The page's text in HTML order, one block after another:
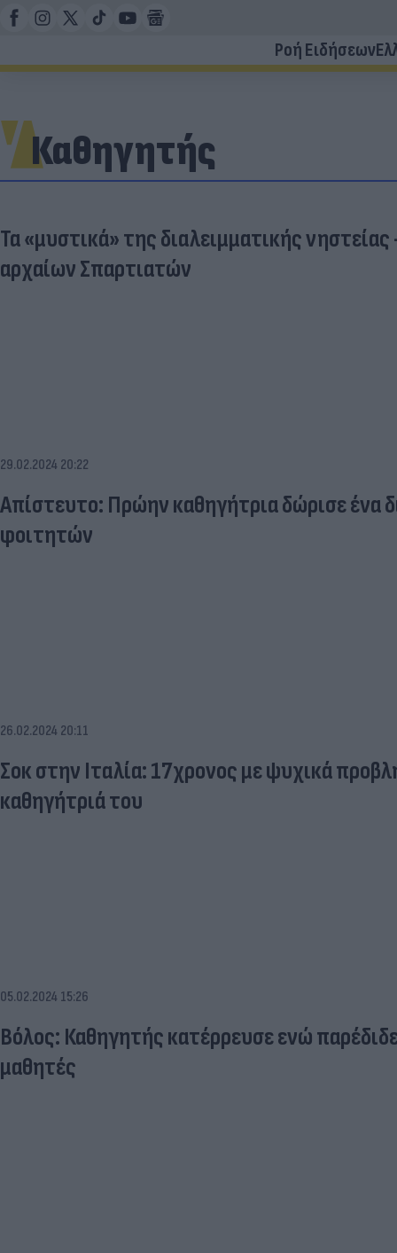
Ροή Ειδήσεων
Καθηγητής
Τα «μυστικά» της διαλειμματικής
αρχαίων Σπαρτιατών
29.02.2024 20:22
Απίστευτο: Πρώην καθηγήτρια δώρισε ένα
φοιτητών
26.02.2024 20:11
Σοκ στην Ιταλία: 17χρονος με ψυχικά
καθηγήτριά του
05.02.2024 15:26
Βόλος: Καθηγητής κατέρρευσε ενώ
μαθητές